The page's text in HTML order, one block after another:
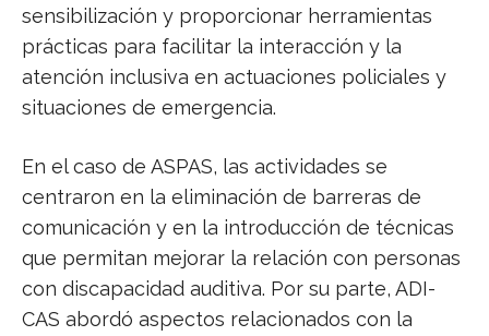
sensibilización y proporcionar herramientas
prácticas para facilitar la interacción y la
atención inclusiva en actuaciones policiales y
situaciones de emergencia.
En el caso de ASPAS, las actividades se
centraron en la eliminación de barreras de
comunicación y en la introducción de técnicas
que permitan mejorar la relación con personas
con discapacidad auditiva. Por su parte, ADI-
CAS abordó aspectos relacionados con la